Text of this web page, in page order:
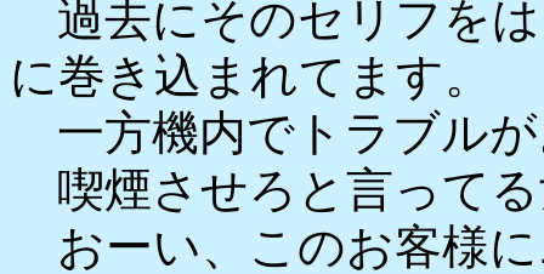
過去にそのセリフを
に巻き込まれてます。
一方機内でトラブル
喫煙させろと言って
おーい、このお客様